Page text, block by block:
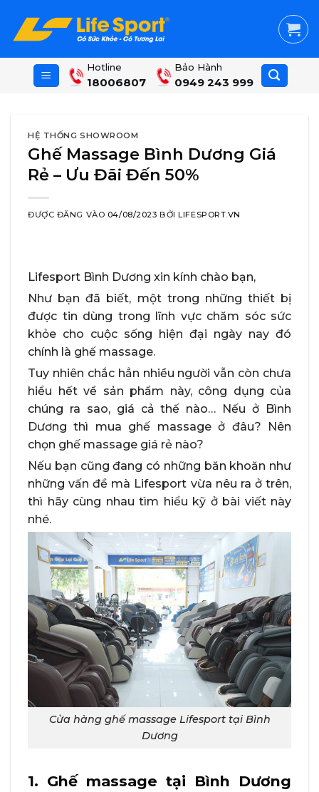
content
Hotline
18006807
Bảo Hành
0949 243 999
HỆ THỐNG SHOWROOM
Ghế Massage Bình Dương Giá
Rẻ – Ưu Đãi Đến 50%
ĐƯỢC ĐĂNG VÀO 04/08/2023 BỞILIFESPORT.VN
Lifesport Bình Dương xin kính chào bạn,
Như bạn đã biết, một trong những thiết bị
được tin dùng trong lĩnh vực chăm sóc sức
khỏe cho cuộc sống hiện đại ngày nay đó
chính là ghế massage.
Tuy nhiên chắc hẳn nhiều người vẫn còn chưa
hiểu hết về sản phẩm này, công dụng của
chúng ra sao, giá cả thế nào… Nếu ở Bình
Dương thì mua ghế massage ở đâu? Nên
chọn ghế massage giá rẻ nào?
Nếu bạn cũng đang có những băn khoăn như
những vấn đề mà Lifesport vừa nêu ra ở trên,
thì hãy cùng nhau tìm hiểu kỹ ở bài viết này
nhé.
Cửa hàng ghế massage Lifesport tại Bình
Dương
1. Ghế massage tại Bình Dương